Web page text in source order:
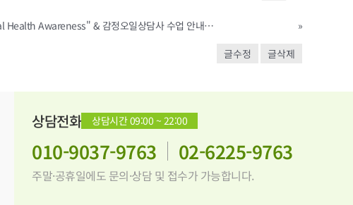
영국아이택 " Mental Health Awareness" & 감정오일상담사 수업 안내입니다.
»
글수정 글삭제
상담전화 상담시간 09:00 ~ 22:00
010-9037-9763 02-6225-9763
주말·공휴일에도 문의·상담 및 접수가 가능합니다.